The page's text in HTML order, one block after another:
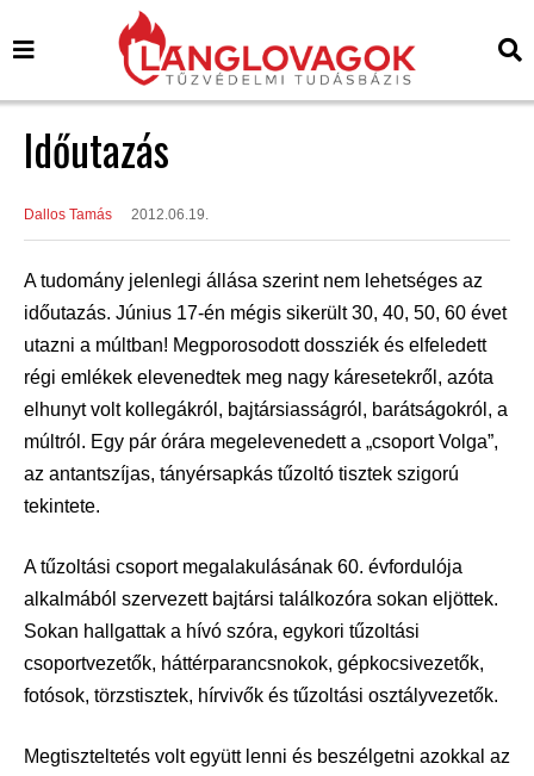
Időutazás
Dallos Tamás 2012.06.19.
A tudomány jelenlegi állása szerint nem lehetséges az
időutazás. Június 17-én mégis sikerült 30, 40, 50, 60 évet
utazni a múltban! Megporosodott dossziék és elfeledett
régi emlékek elevenedtek meg nagy káresetekről, azóta
elhunyt volt kollegákról, bajtársiasságról, barátságokról, a
múltról. Egy pár órára megelevenedett a „csoport Volga”,
az antantszíjas, tányérsapkás tűzoltó tisztek szigorú
tekintete.
A tűzoltási csoport megalakulásának 60. évfordulója
alkalmából szervezett bajtársi találkozóra sokan eljöttek.
Sokan hallgattak a hívó szóra, egykori tűzoltási
csoportvezetők, háttérparancsnokok, gépkocsivezetők,
fotósok, törzstisztek, hírvivők és tűzoltási osztályvezetők.
Megtiszteltetés volt együtt lenni és beszélgetni azokkal az